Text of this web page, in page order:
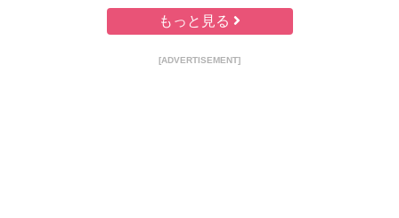
もっと見る
[ADVERTISEMENT]